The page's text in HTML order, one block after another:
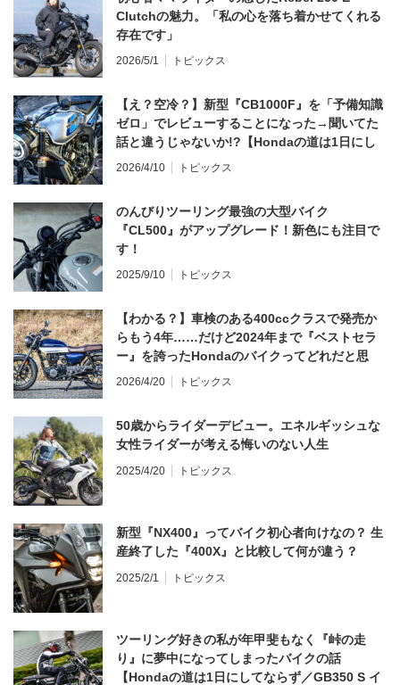
Clutchの魅力。「私の心を落ち着かせてくれる
存在です」
2026/5/1 トピックス
【え？空冷？】新型『CB1000F』を「予備知識
ゼロ」でレビューすることになった→聞いてた
話と違うじゃないか!?【Hondaの道は1日にし
てならず／CB1000F ①第一印象 編】
2026/4/10 トピックス
のんびりツーリング最強の大型バイク
『CL500』がアップグレード！新色にも注目で
す！
2025/9/10 トピックス
【わかる？】車検のある400ccクラスで発売か
らもう4年……だけど2024年まで『ベストセラ
ー』を誇ったHondaのバイクってどれだと思
う？
2026/4/20 トピックス
50歳からライダーデビュー。エネルギッシュな
女性ライダーが考える悔いのない人生
2025/4/20 トピックス
新型『NX400』ってバイク初心者向けなの？ 生
産終了した『400X』と比較して何が違う？
2025/2/1 トピックス
ツーリング好きの私が年甲斐もなく『峠の走
り』に夢中になってしまったバイクの話
【Hondaの道は1日にしてならず／GB350 S イ